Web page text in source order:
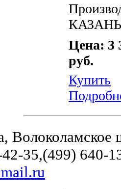
КАЗАНЬ
Цена: 3
руб.
Купить
Волоколамское
35,(499) 640-